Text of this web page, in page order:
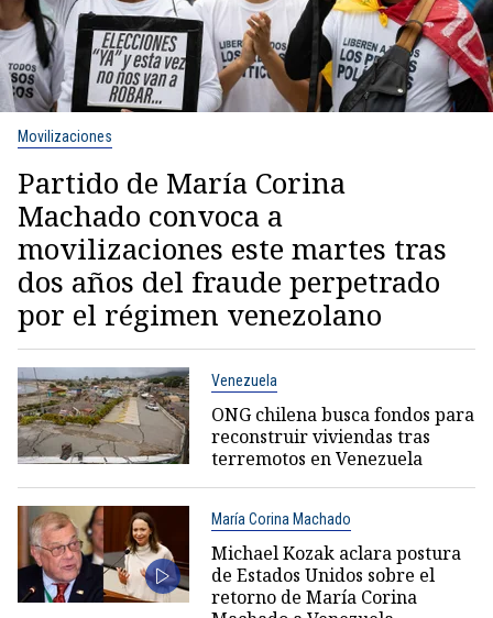
Movilizaciones
Partido de María Corina
Machado convoca a
movilizaciones este martes tras
dos años del fraude perpetrado
por el régimen venezolano
Venezuela
ONG chilena busca fondos para
reconstruir viviendas tras
terremotos en Venezuela
María Corina Machado
Michael Kozak aclara postura
de Estados Unidos sobre el
retorno de María Corina